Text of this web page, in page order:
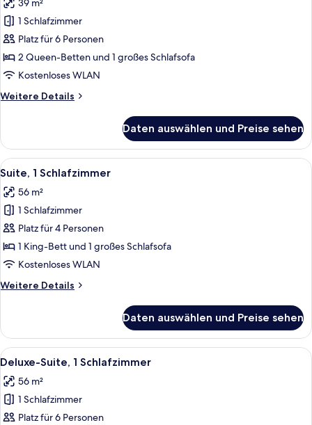
für
Deluxe
Junior-
Suite
anzeigen
39 m²
1 Schlafzimmer
Platz für 6 Personen
2 Queen-Betten und 1 großes Schlafsofa
Kostenloses WLAN
Weitere Details
Weitere
Junior-
Suite
Daten auswählen und Preise sehen
Alle
Fotos
für
Suite,
1
Schlafzimmer
anzeigen
Suite, 1 Schlafzimmer |
5
Suite, 1 Schlafzimmer
56 m²
1 Schlafzimmer
Platz für 4 Personen
1 King-Bett und 1 großes Schlafsofa
Kostenloses WLAN
Weitere Details
Weitere
1
Schlafzimmer
Daten auswählen und Preise sehen
Alle
Fotos
für
Deluxe-
Suite,
Ein Wohnzimmer mit Esstisch aus
6
Deluxe-Suite, 1 Schlafzimmer
56 m²
1 Schlafzimmer
Platz für 6 Personen